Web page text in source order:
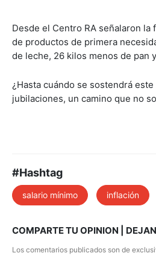
Desde el Centro RA señalaron
de productos de primera
de leche, 26 kilos menos de pan
¿Hasta cuándo se sostendrá
jubilaciones, un camino que no
#Hashtag
salario mínimo inflación
COMPARTE TU OPINION |
Los comentarios publicados son de